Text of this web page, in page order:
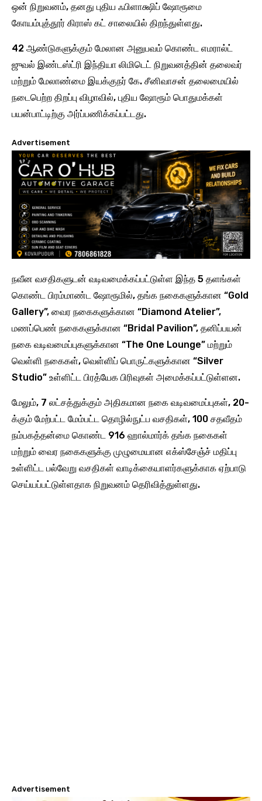
ஒன் நிறுவனம், தனது புதிய ஃபிளாக்ஷிப் ஷோரூமை
கோயம்புத்தூர் கிராஸ் கட் சாலையில் திறந்துள்ளது.
42 ஆண்டுகளுக்கும் மேலான அனுபவம் கொண்ட எமரால்ட்
ஜுவல் இண்டஸ்ட்ரி இந்தியா லிமிடெட் நிறுவனத்தின் தலைவர்
மற்றும் மேலாண்மை இயக்குநர் கே. சீனிவாசன் தலைமையில்
நடைபெற்ற திறப்பு விழாவில், புதிய ஷோரூம் பொதுமக்கள்
பயன்பாட்டிற்கு அர்ப்பணிக்கப்பட்டது.
Advertisement
நவீன வசதிகளுடன் வடிவமைக்கப்பட்டுள்ள இந்த 5 தளங்கள்
கொண்ட பிரம்மாண்ட ஷோரூமில், தங்க நகைகளுக்கான “Gold
Gallery”, வைர நகைகளுக்கான “Diamond Atelier”,
மணப்பெண் நகைகளுக்கான “Bridal Pavilion”, தனிப்பயன்
நகை வடிவமைப்புகளுக்கான “The One Lounge” மற்றும்
வெள்ளி நகைகள், வெள்ளிப் பொருட்களுக்கான “Silver
Studio” உள்ளிட்ட பிரத்யேக பிரிவுகள் அமைக்கப்பட்டுள்ளன.
மேலும், 7 லட்சத்துக்கும் அதிகமான நகை வடிவமைப்புகள், 20-
க்கும் மேற்பட்ட மேம்பட்ட தொழில்நுட்ப வசதிகள், 100 சதவீதம்
நம்பகத்தன்மை கொண்ட 916 ஹால்மார்க் தங்க நகைகள்
மற்றும் வைர நகைகளுக்கு முழுமையான எக்ஸ்சேஞ்ச் மதிப்பு
உள்ளிட்ட பல்வேறு வசதிகள் வாடிக்கையாளர்களுக்காக ஏற்பாடு
செய்யப்பட்டுள்ளதாக நிறுவனம் தெரிவித்துள்ளது.
Advertisement